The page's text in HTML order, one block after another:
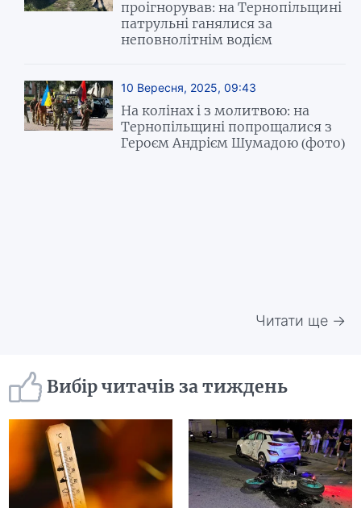
проігнорував: на Тернопільщині
патрульні ганялися за
неповнолітнім водієм
10 Вересня, 2025, 09:43
На колінах і з молитвою: на
Тернопільщині попрощалися з
Героєм Андрієм Шумадою (фото)
Читати ще →
Вибір читачів за тиждень